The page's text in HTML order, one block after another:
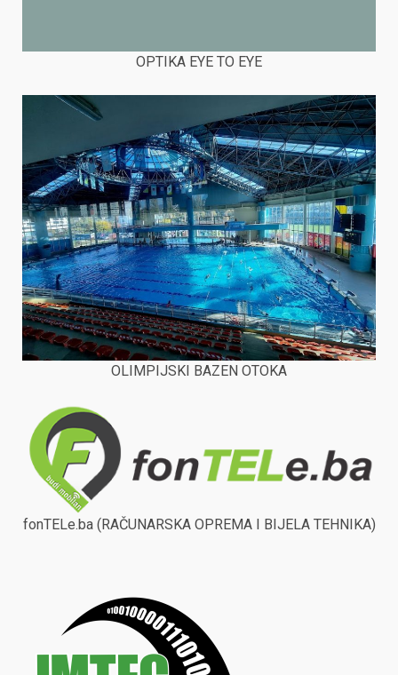
OPTIKA EYE TO EYE
OLIMPIJSKI BAZEN OTOKA
fonTELe.ba (RAČUNARSKA OPREMA I BIJELA TEHNIKA)